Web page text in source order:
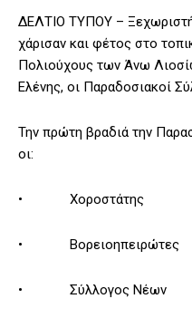
ΔΕΛΤΙΟ ΤΥΠΟΥ –
χάρισαν και φέτος στο
Πολιούχους των Άνω
Ελένης, οι Παραδοσιακοί
Την πρώτη βραδιά την
οι:
• Χοροστάτης
• Βορειοηπειρώτες
• Σύλλογος Νέων